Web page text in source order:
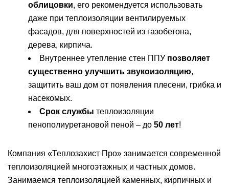
облицовки, его рекомендуется использовать
даже при теплоизоляции вентилируемых
фасадов, для поверхностей из газобетона,
дерева, кирпича.
Внутреннее утепление стен ППУ позволяет
существенно улучшить звукоизоляцию,
защитить ваш дом от появления плесени, грибка и
насекомых.
Срок службы теплоизоляции
пенополиуретановой пеной – до 50 лет!
Компания «Теплозахист Про» занимается современной
теплоизоляцией многоэтажных и частных домов.
Занимаемся теплоизоляцией каменных, кирпичных и